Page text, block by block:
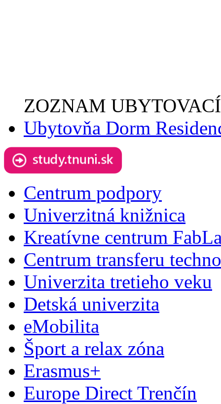
ZOZNAM
Ubytovňa Dorm
Centrum podpory
Univerzitná knižnica
Kreatívne centrum
Centrum transferu
Univerzita tretieho veku
Detská univerzita
eMobilita
Šport a relax zóna
Erasmus+
Europe Direct Trenčín